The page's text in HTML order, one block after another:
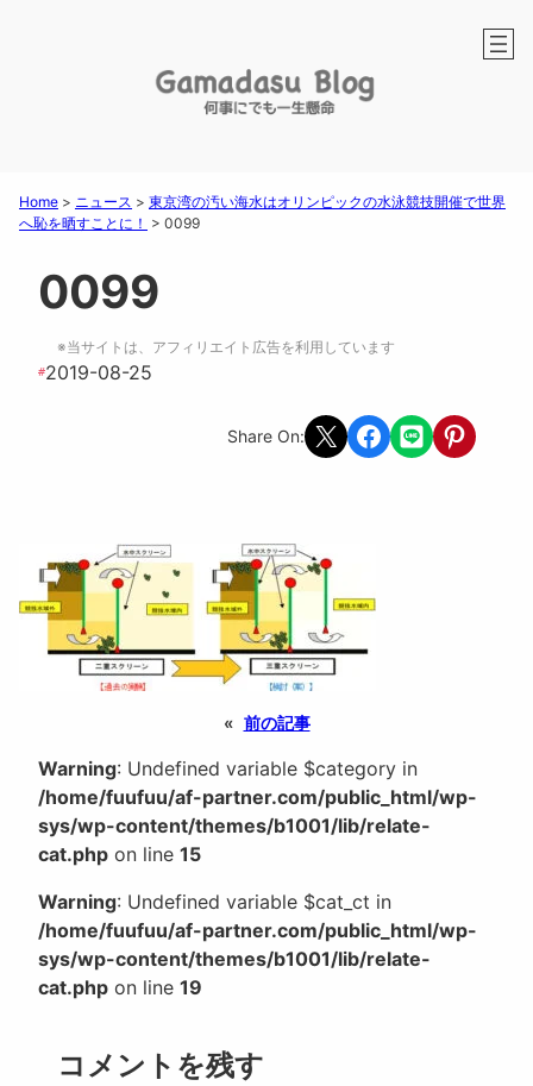
Home > ニュース > 東京湾の汚い海水はオリンピックの水泳競技開催で世界
へ恥を晒すことに！ > 0099
0099
※当サイトは、アフィリエイト広告を利用しています
#2019-08-25
Share On: Share on X Share on Facebook
Share on LINEShare on
« 前の記事
Warning: Undefined variable $category in
/home/fuufuu/af-partner.com/public_html/wp-
sys/wp-content/themes/b1001/lib/relate-
cat.php on line 15
Warning: Undefined variable $cat_ct in
/home/fuufuu/af-partner.com/public_html/wp-
sys/wp-content/themes/b1001/lib/relate-
cat.php on line 19
コメントを残す